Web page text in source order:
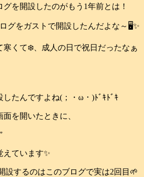
を開設したのがもう1年前とは！
グをガストで開設したんだよな～🖥️✨
寒くて❄️、成人の日で祝日だったなぁ
したんですよね(；・ω・)ﾄﾞｷﾄﾞｷ
を開いたときに、
えています✨
設するのはこのブログで実は2回目🌱